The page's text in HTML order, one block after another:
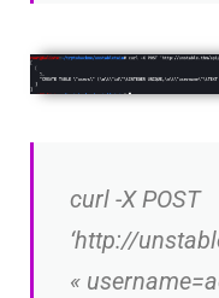
curl -X POST
‘http://
«